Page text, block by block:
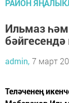
РАЙОН
Ильмаз
admin, 7 март
Теләченең